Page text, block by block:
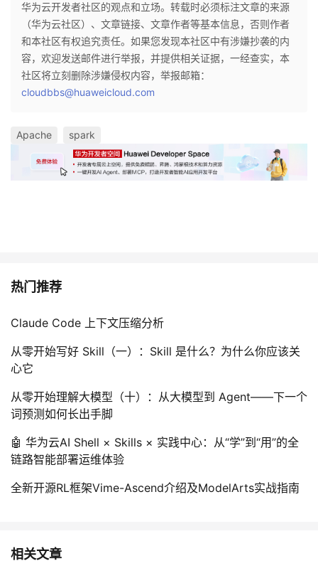
华为云开发者社区的观点和立场。转载时必须标注文章的来源
（华为云社区）、文章链接、文章作者等基本信息，否则作者
和本社区有权追究责任。如果您发现本社区中有涉嫌抄袭的内
容，欢迎发送邮件进行举报，并提供相关证据，一经查实，本
社区将立刻删除涉嫌侵权内容，举报邮箱：
cloudbbs@huaweicloud.com
Apache spark
热门推荐
Claude Code 上下文压缩分析
从零开始写好 Skill（一）：Skill 是什么？为什么你应该关
心它
从零开始理解大模型（十）：从大模型到 Agent——下一个
词预测如何长出手脚
🤖 华为云AI Shell × Skills × 实践中心：从“学”到“用”的全
链路智能部署运维体验
全新开源RL框架Vime-Ascend介绍及ModelArts实战指南
相关文章